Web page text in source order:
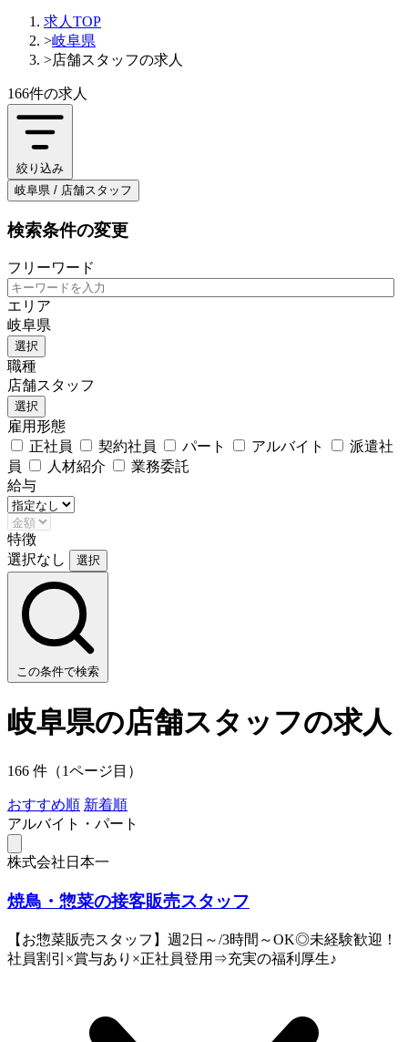
求人TOP
>岐阜県
>店舗スタッフの求人
166件の求人
絞り込み
岐阜県 / 店舗スタッフ
検索条件の変更
フリーワード
エリア
岐阜県
選択
職種
店舗スタッフ
選択
雇用形態
正社員
契約社員 パート アルバイト
派遣社
員
人材紹介
業務委託
給与
特徴
選択なし
選択
この条件で検索
岐阜県の店舗スタッフの求人
166 件（1ページ目）
おすすめ順 新着順
アルバイト・パート
株式会社日本一
焼鳥・惣菜の接客販売スタッフ
【お惣菜販売スタッフ】週2日～/3時間～OK◎未経験歓迎！
社員割引×賞与あり×正社員登用⇒充実の福利厚生♪